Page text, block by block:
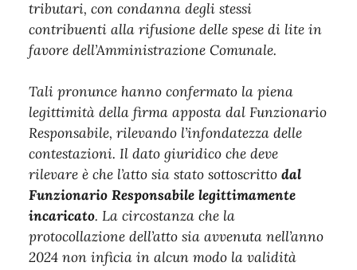
tributari, con condanna degli stessi
contribuenti alla rifusione delle spese di lite in
favore dell’Amministrazione Comunale.
Tali pronunce hanno confermato la piena
legittimità della firma apposta dal Funzionario
Responsabile, rilevando l’infondatezza delle
contestazioni. Il dato giuridico che deve
rilevare è che l’atto sia stato sottoscritto dal
Funzionario Responsabile legittimamente
incaricato. La circostanza che la
protocollazione dell’atto sia avvenuta nell’anno
2024 non inficia in alcun modo la validità